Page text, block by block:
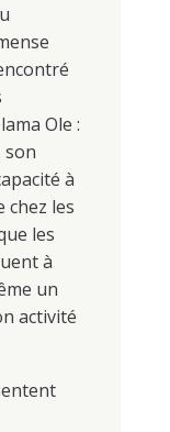
Ole :
son
à
chez les
les
à
un
activité